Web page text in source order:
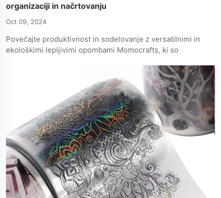
organizaciji in načrtovanju
Oct 09, 2024
Povečajte produktivnost in sodelovanje z versatilnimi in
ekološkimi lepljivimi opombami Momocrafts, ki so